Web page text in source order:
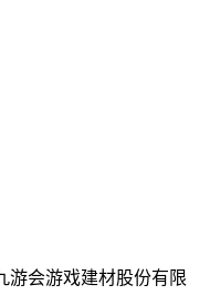
游会游戏建材股份有限